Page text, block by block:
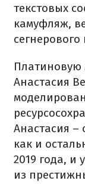
текстовых
камуфляж,
сегнерового
Платиновую
Анастасия
Анастасия –
как и
2019 года, и
из